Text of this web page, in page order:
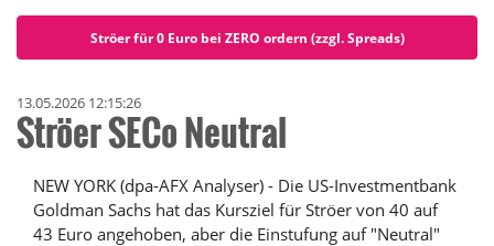
Ströer für 0 Euro bei ZERO ordern (zzgl. Spreads)
13.05.2026 12:15:26
Ströer SECo Neutral
NEW YORK (dpa-AFX Analyser) - Die US-Investmentbank
Goldman Sachs hat das Kursziel für Ströer von 40 auf
43 Euro angehoben, aber die Einstufung auf "Neutral"